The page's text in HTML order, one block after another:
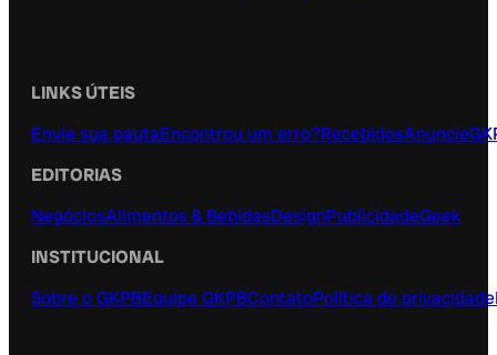
LINKS ÚTEIS
Envie sua pautaEncontrou um erro?RecebidosAnuncie
EDITORIAS
NegóciosAlimentos & BebidasDesignPublicidadeGeek
INSTITUCIONAL
Sobre o GKPBEquipe GKPBContatoPolítica de privacidade